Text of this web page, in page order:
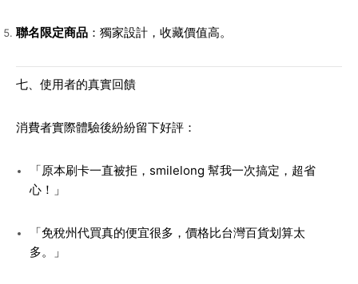
聯名限定商品 ：獨家設計，收藏價值高。
七、使用者的真實回饋
消費者實際體驗後紛紛留下好評：
「原本刷卡一直被拒，smilelong 幫我一次搞定，超省
心！」
「免稅州代買真的便宜很多，價格比台灣百貨划算太
多。」